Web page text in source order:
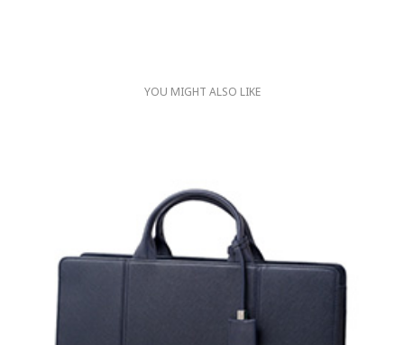
YOU MIGHT ALSO LIKE